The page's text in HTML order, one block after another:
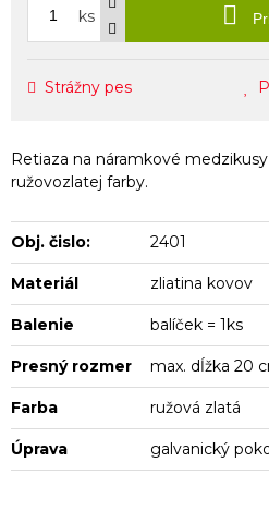
ks
Strážny pes
Retiaza na náramkové
ružovozlatej farby.
Obj. čislo: 2401
Materiál zliatina kovov
Balenie balíček = 1ks
Presný rozmer max. dĺžka 20
Farba ružová zlatá
Úprava galvanický